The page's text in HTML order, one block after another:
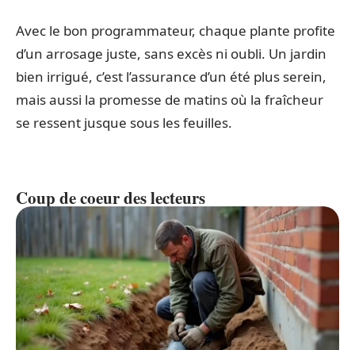
Avec le bon programmateur, chaque plante profite
d’un arrosage juste, sans excès ni oubli. Un jardin
bien irrigué, c’est l’assurance d’un été plus serein,
mais aussi la promesse de matins où la fraîcheur
se ressent jusque sous les feuilles.
Coup de coeur des lecteurs